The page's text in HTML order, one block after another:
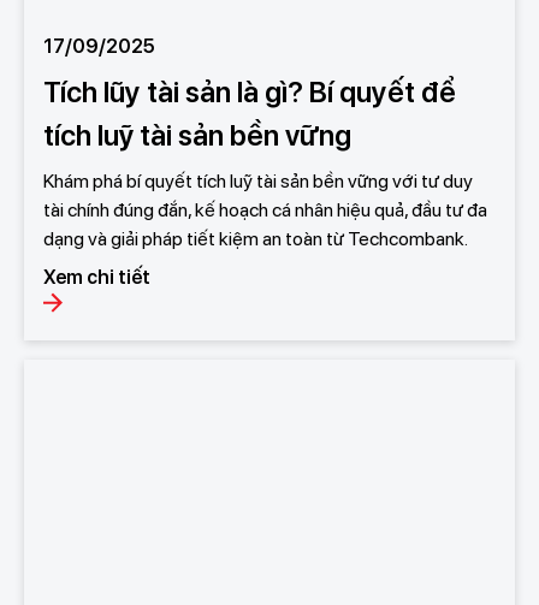
17/09/2025
Tích lũy tài sản là gì? Bí quyết để
tích luỹ tài sản bền vững
Khám phá bí quyết tích luỹ tài sản bền vững với tư duy
tài chính đúng đắn, kế hoạch cá nhân hiệu quả, đầu tư đa
dạng và giải pháp tiết kiệm an toàn từ Techcombank.
Xem chi tiết